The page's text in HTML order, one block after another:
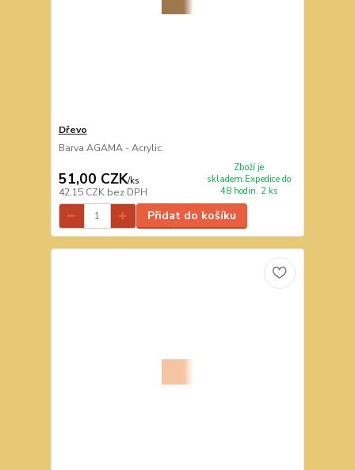
Dřevo
Barva AGAMA - Acrylic.
51,00 CZK/ks
42,15 CZK bez DPH
Zboží je
skladem.Expedice do
48 hodin. 2 ks
Přidat do košíku